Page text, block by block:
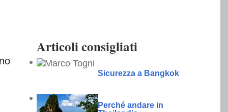
Articoli consigliati
Sicurezza a Bangkok
Perché andare in